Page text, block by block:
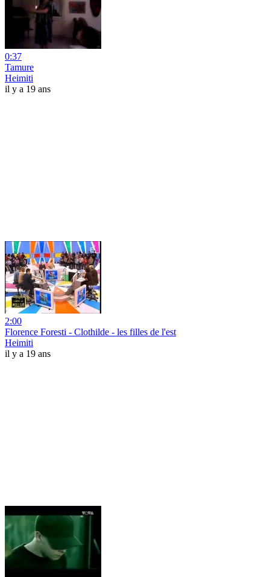
0:37
Tamure
Heimiti
il y a 19 ans
2:00
Florence Foresti - Clothilde - les filles de l'est
Heimiti
il y a 19 ans